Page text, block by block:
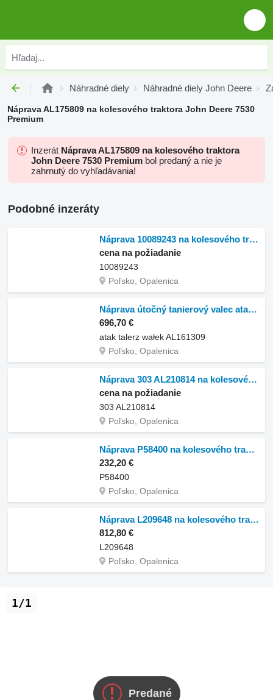
Náhradné diely Náhradné diely John Deere
Náprava AL175809 na kolesového traktora John Deere 7530
Premium
Inzerát Náprava AL175809 na kolesového traktora
John Deere 7530 Premium bol predaný a nie je
zahrnutý do vyhľadávania!
Podobné inzeráty
Náprava 10089243 na kolesového traktora John Deere 6xxxM 6xxxR
cena na požiadanie
10089243
Poľsko, Opalenica
Náprava útočný tanierový valec atak na kolesového traktora John Deere 6125R 6130R
696,70 €
atak talerz wałek AL161309
Poľsko, Opalenica
Náprava 303 AL210814 na kolesového traktora John Deere 6125R 6130R
cena na požiadanie
303 AL210814
Poľsko, Opalenica
Náprava P58400 na kolesového traktora John Deere 6110
232,20 €
P58400
Poľsko, Opalenica
Náprava L209648 na kolesového traktora John Deere 6110
812,80 €
L209648
Poľsko, Opalenica
Predané
1/1